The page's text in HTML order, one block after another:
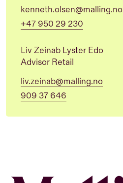
kenneth.olsen@malling.no
+47 950 29 230
Liv Zeinab Lyster Edo
Advisor Retail
liv.zeinab@malling.no
909 37 646